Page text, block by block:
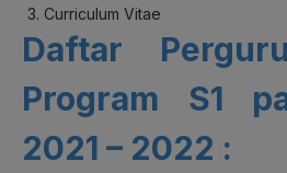
Curriculum Vitae
Daftar
Program S1
2021 – 2022 :